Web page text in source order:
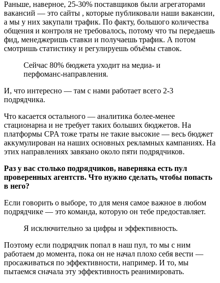
Раньше, наверное, 25-30% поставщиков были агрегаторами
вакансий — это сайты , которые публиковали наши вакансии,
а мы у них закупали трафик. По факту, большого количества
общения и контроля не требовалось, потому что ты передаешь
фид, менеджеришь ставки и получаешь трафик. А потом
смотришь статистику и регулируешь объёмы ставок.
Сейчас 80% бюджета уходит на медиа- и
перфоманс-направления.
И, что интересно — там с нами работает всего 2-3
подрядчика.
Что касается остального — аналитика более-менее
стационарна и не требует таких больших бюджетов. На
платформы CPA тоже траты не такие высокие — весь бюджет
аккумулирован на наших основных рекламных кампаниях. На
этих направлениях завязано около пяти подрядчиков.
Раз у вас столько подрядчиков, наверняка есть пул
проверенных агентств. Что нужно сделать, чтобы попасть
в него?
Если говорить о выборе, то для меня самое важное в любом
подрядчике — это команда, которую он тебе предоставляет.
Я исключительно за цифры и эффективность.
Поэтому если подрядчик попал в наш пул, то мы с ним
работаем до момента, пока он не начал плохо себя вести —
просаживаться по эффективности, например. И то, мы
пытаемся сначала эту эффективность реанимировать.